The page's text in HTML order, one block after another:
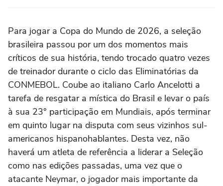
Para jogar a Copa do Mundo de 2026, a seleção
brasileira passou por um dos momentos mais
críticos de sua história, tendo trocado quatro vezes
de treinador durante o ciclo das Eliminatórias da
CONMEBOL. Coube ao italiano Carlo Ancelotti a
tarefa de resgatar a mística do Brasil e levar o país
à sua 23° participação em Mundiais, após terminar
em quinto lugar na disputa com seus vizinhos sul-
americanos hispanohablantes. Desta vez, não
haverá um atleta de referência a liderar a Seleção
como nas edições passadas, uma vez que o
atacante Neymar, o jogador mais importante da